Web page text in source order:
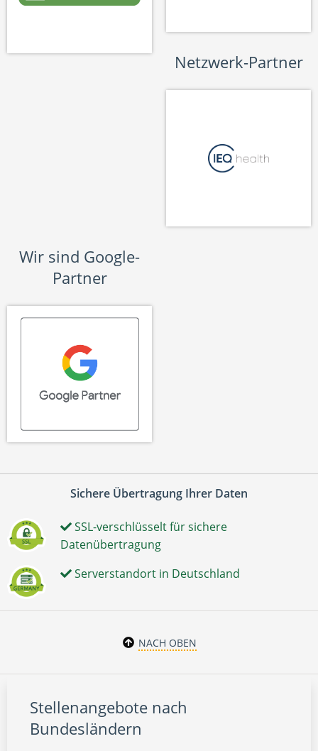
Netzwerk-Partner
Wir sind Google-
Partner
Sichere Übertragung Ihrer Daten
SSL-verschlüsselt für sichere
Datenübertragung
Serverstandort in Deutschland
NACH OBEN
Stellenangebote nach
Bundesländern